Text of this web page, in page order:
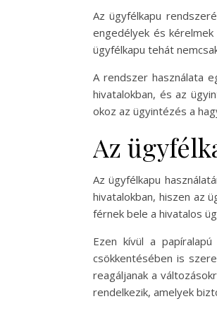
Az ügyfélkapu
engedélyek és
ügyfélkapu tehát
A rendszer használata
hivatalokban, és az
okoz az ügyintézés a
Az
Az ügyfélkapu
hivatalokban, hiszen az
férnek bele a hivatalos
Ezen kívül a
csökkentésében is
reagáljanak a
rendelkezik, amelyek